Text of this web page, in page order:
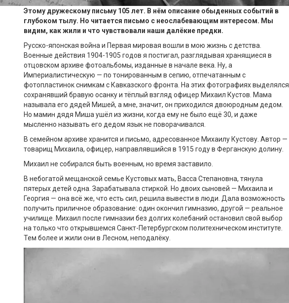
Этому дружескому письму 105 лет. В нём описание обыденных событий в
глубоком тылу. Но читается письмо с неослабевающим интересом. Мы
видим, как жили и что чувствовали наши далёкие предки.
Русско-японская война и Первая мировая вошли в мою жизнь с детства.
Военные действия 1904-1905 годов я постигал, разглядывая хранящиеся в
отцовском архиве фотоальбомы, изданные в начале века. Ну, а
Империалистическую — по тонированным в сепию, отпечатанным с
фотопластинок снимкам с Кавказского фронта. На этих фотографиях выделялся
сохранявший бравую осанку и тёплый взгляд офицер Михаил Кустов. Мама
называла его дядей Мишей, а мне, значит, он приходился двоюродным дедом.
Но мамин дядя Миша ушёл из жизни, когда ему не было ещё 30, и даже
мысленно называть его дедом язык не поворачивался.
В семейном архиве хранится и письмо, адресованное Михаилу Кустову. Автор —
товарищ Михаила, офицер, направлявшийся в 1915 году в Ферганскую долину.
Михаил не собирался быть военным, но время заставило.
В небогатой мещанской семье Кустовых мать, Васса Степановна, тянула
пятерых детей одна. Зарабатывала стиркой. Но двоих сыновей — Михаила и
Георгия — она всё же, что есть сил, решила вывести в люди. Дала возможность
получить приличное образование: один окончил гимназию, другой — реальное
училище. Михаил после гимназии без долгих колебаний остановил свой выбор
на только что открывшемся Санкт-Петербургском политехническом институте.
Тем более и жили они в Лесном, неподалёку.